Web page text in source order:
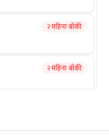
२ महिना बाँकी
२ महिना बाँकी